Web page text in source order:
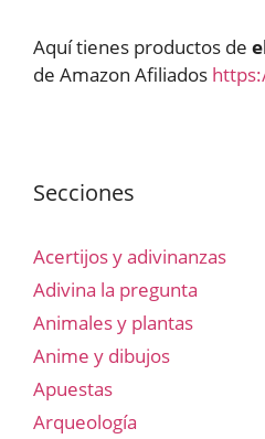
Aquí tienes productos de
de Amazon Afiliados
Secciones
Acertijos y adivinanzas
Adivina la pregunta
Animales y plantas
Anime y dibujos
Apuestas
Arqueología